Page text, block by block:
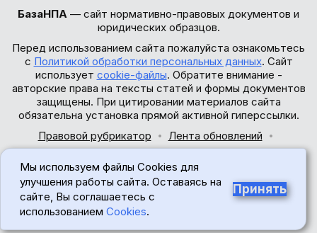
БазаНПА — сайт нормативно-правовых документов и
юридических образцов.
Перед использованием сайта пожалуйста ознакомьтесь
с Политикой обработки персональных данных. Сайт
использует cookie-файлы. Обратите внимание -
авторские права на тексты статей и формы документов
защищены. При цитировании материалов сайта
обязательна установка прямой активной гиперссылки.
Правовой рубрикатор
Лента обновлений
© 2017-2026
18+
Мы используем файлы Cookies для
улучшения работы сайта. Оставаясь на
сайте, Вы соглашаетесь с
использованием Cookies.
Принять